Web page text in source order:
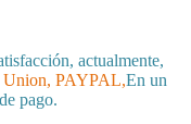
actualmente,
Union, PAYPAL,En un
pago.